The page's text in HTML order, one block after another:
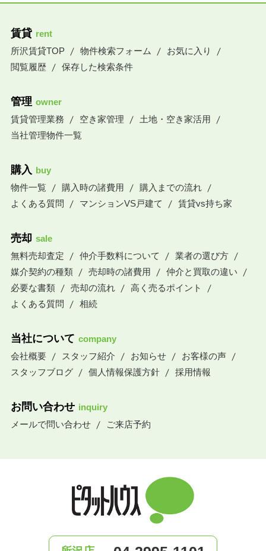
賃貸 rent
所沢賃貸TOP
物件検索フォーム
お気に入り
閲覧履歴
保存した検索条件
管理 owner
賃貸管理業務
空き家管理
土地・空き家活用
当社管理物件一覧
購入 buy
物件一覧
購入時の諸費用
購入までの流れ
よくある質問
マンションVS戸建て 賃貸vs持ち家
売却 sale
無料売却査定
仲介手数料について
業者の選び方
媒介契約の種類
売却時の諸費用
仲介と買取の違い
必要な書類
売却の流れ
高く売るポイント
よくある質問
相続
当社について company
会社概要
スタッフ紹介 お知らせ
お客様の声
スタッフブログ
個人情報保護方針 採用情報
お問い合わせ inquiry
メールで問い合わせ
ご来店予約